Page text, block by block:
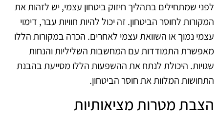
לפני שמתחילים בתהליך חיזוק ביטחון עצמי, יש לזהות את
המקורות לחוסר הביטחון. זה יכול להיות חוויות עבר, דימוי
עצמי נמוך או השוואת עצמי לאחרים. הכרה במקורות הללו
מאפשרת התמודדות עם המחשבות השליליות והנחות
שגויות. היכולת לנתח את ההשפעות הללו מסייעת בהבנת
התחושות המלוות את חוסר הביטחון.
הצבת מטרות מציאותיות